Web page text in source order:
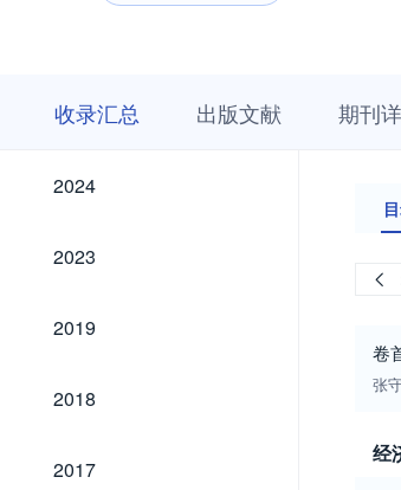
收录汇总 出版文献 期刊
2024
2024
2023
2023
2019
2019
2018
2018
2017
2017
卷
张
经